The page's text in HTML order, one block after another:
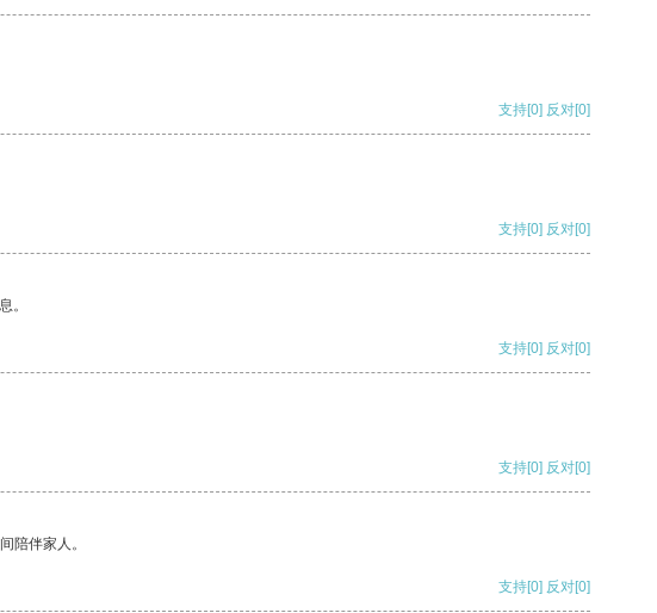
支持[0] 反对[0]
支持[0] 反对[0]
。
支持[0] 反对[0]
支持[0] 反对[0]
陪伴家人。
支持[0] 反对[0]